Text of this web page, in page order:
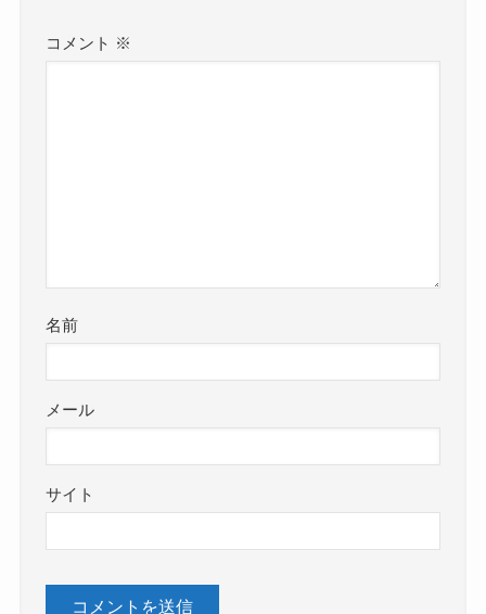
コメント ※
名前
メール
サイト